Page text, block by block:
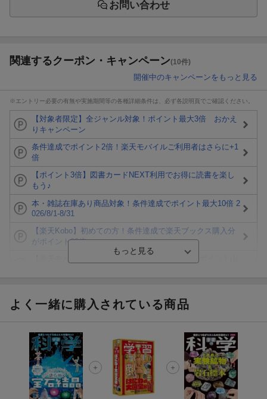
お問い合わせ
関連するクーポン・キャンペーン(10件)
開催中のキャンペーンをもっと見る
※エントリー必要の有無や実施期間等の各種詳細条件は、必ず各説明頁でご確認ください。
【対象者限定】全ジャンル対象！ポイント最大3倍 おかえ
りキャンペーン
条件達成でポイント2倍！楽天モバイルご利用者はさらに+1
倍
【ポイント3倍】図書カードNEXT利用でお得に読書を楽し
もう♪
本・雑誌在庫あり商品対象！条件達成でポイント最大10倍 2
026/8/1-8/31
【楽天Kobo】初めての方！条件達成で楽天ブックス購入分
がポイント20倍
ト山分け
エントリー＆3,000円以上購入で無料データSIM（3GB/月プ
ラン）が当たる！
楽天モバイル紹介キャンペーンの拡散で300円OFFクーポン
進呈
よく一緒に購入されている商品